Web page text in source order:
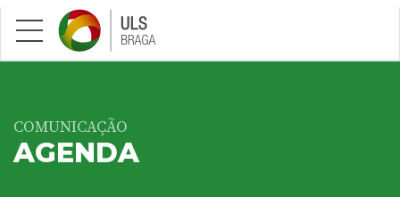
Saltar para conteúdo principal
COMUNICAÇÃO
AGENDA